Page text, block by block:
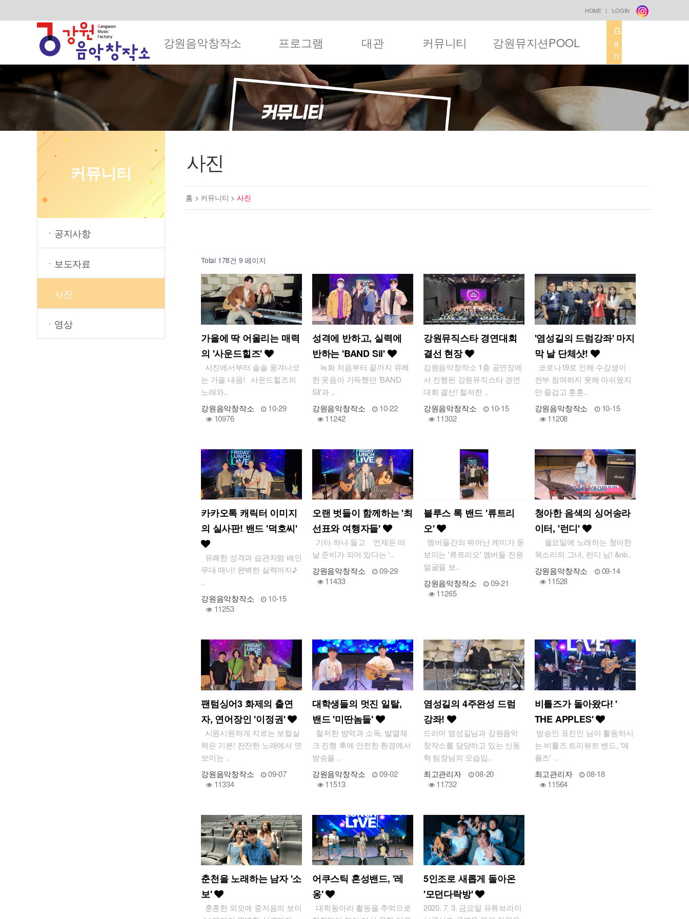
HOME | LOGIN
강원음악창작소 프로그램 대관 커뮤니티 강원뮤지션POOL
G
a
n
g
o
u
커뮤니티
ㆍ공지사항
ㆍ보도자료
ㆍ사진
ㆍ영상
사진
홈 > 커뮤니티 > 사진
Total 178건 9 페이지
가을에 딱 어울리는 매력
의 '사운드힐즈'
사진에서부터 솔솔 풍겨나오
는 가을 내음! 사운드힐즈의
노래와..
강원음악창작소
10-29
10976
성격에 반하고, 실력에
반하는 'BAND Sil'
녹화 처음부터 끝까지 유쾌
한 웃음이 가득했던 'BAND
Sil'과 ..
강원음악창작소
10-22
11242
강원뮤직스타 경연대회
결선 현장
강원음악창작소 1층 공연장에
서 진행된 강원뮤직스타 경연
대회 결선! 철저한 ..
강원음악창작소
10-15
11302
'염성길의 드럼강좌' 마지
막 날 단체샷!
코로나19로 인해 수강생이
전부 참여하지 못해 아쉬웠지
만 즐겁고 훈훈..
강원음악창작소
10-15
11208
카카오톡 캐릭터 이미지
의 실사판! 밴드 '덕호씨'
유쾌한 성격과 습관처럼 배인
무대 매너! 완벽한 실력까지♪
..
강원음악창작소
10-15
11253
오랜 벗들이 함께하는 '최
선표와 여행자들'
기타 하나 들고 언제든 떠
날 준비가 되어 있다는 '..
강원음악창작소
09-29
11433
블루스 록 밴드 '류트리
오'
멤버들간의 뛰어난 케미가 돋
보이는 '류트리오' 멤버들 전원
얼굴을 보..
강원음악창작소
09-21
11265
청아한 음색의 싱어송라
이터, '런디'
월요일에 노래하는 청아한
목소리의 그녀, 런디 님! &nb..
강원음악창작소
09-14
11528
팬텀싱어3 화제의 출연
자, 연어장인 '이정권'
시원시원하게 지르는 보컬실
력은 기본! 잔잔한 노래에서 엿
보이는 ..
강원음악창작소
09-07
11334
대학생들의 멋진 일탈,
밴드 '미딴놈들'
철저한 방역과 소독, 발열체
크 진행 후에 안전한 환경에서
방송을 ..
강원음악창작소
09-02
11513
염성길의 4주완성 드럼
강좌!
드러머 염성길님과 강원음악
창작소를 담당하고 있는 신동
혁 팀장님의 모습입..
최고관리자
08-20
11732
비틀즈가 돌아왔다! '
THE APPLES'
방송인 표진인 님이 활동하시
는 비틀즈 트리뷰트 밴드, '애
플즈' ..
최고관리자
08-18
11564
춘천을 노래하는 남자 '소
보'
훈훈한 외모에 중저음의 보이
어쿠스틱 혼성밴드, '레
옹'
대학동아리 활동을 추억으로
5인조로 새롭게 돌아온
'모던다락방'
2020. 7. 3. 금요일 유튜브라이